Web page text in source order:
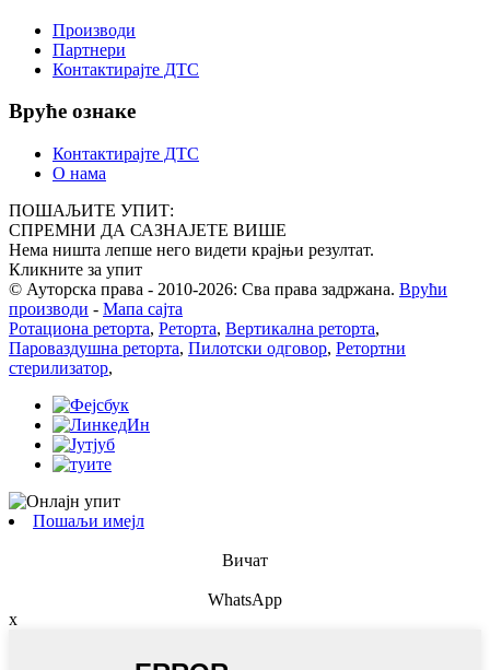
Производи
Партнери
Контактирајте ДТС
Вруће ознаке
Контактирајте ДТС
О нама
ПОШАЉИТЕ УПИТ:
СПРЕМНИ ДА САЗНАЈЕТЕ ВИШЕ
Нема ништа лепше него видети крајњи резултат.
Кликните за упит
© Ауторска права - 2010-2026: Сва права задржана. Врући
производи - Мапа сајта
Ротациона реторта, Реторта, Вертикална реторта,
Пароваздушна реторта, Пилотски одговор, Ретортни
стерилизатор,
Пошаљи имејл
Вичат
WhatsApp
x